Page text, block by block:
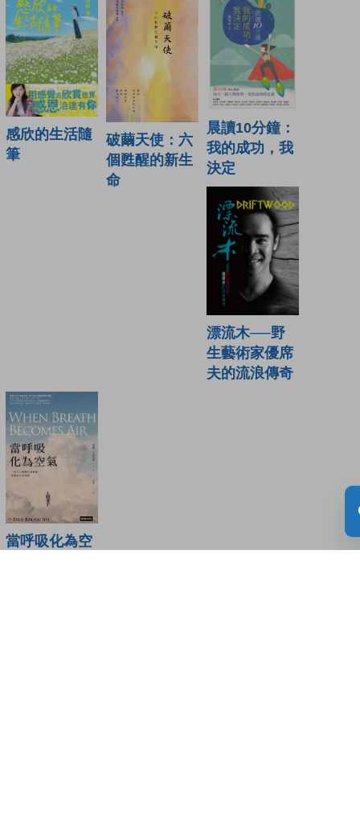
感欣的生活隨
筆
破繭天使：六
個甦醒的新生
命
晨讀10分鐘：
我的成功，我
決定
漂流木──野
生藝術家優席
夫的流浪傳奇
當呼吸化為空